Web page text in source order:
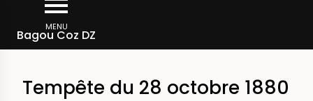
contenu
MENU
Bagou Coz DZ
d'Ariane
Rechercher dans la presse
Tempête du 28 octobre 1880